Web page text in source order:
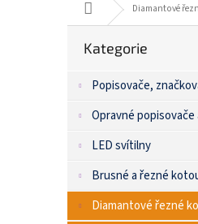
Domů Diamantové
p
kategorie
Kategorie
Popisovače,
Opravné popisovače
LED svítilny
Brusné a řezné
Diamantové řezné